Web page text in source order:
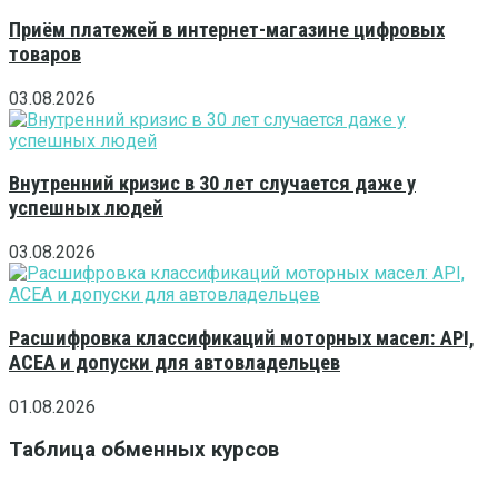
Приём платежей в интернет-магазине цифровых
товаров
03.08.2026
Внутренний кризис в 30 лет случается даже у
успешных людей
03.08.2026
Расшифровка классификаций моторных масел: API,
ACEA и допуски для автовладельцев
01.08.2026
Таблица обменных курсов